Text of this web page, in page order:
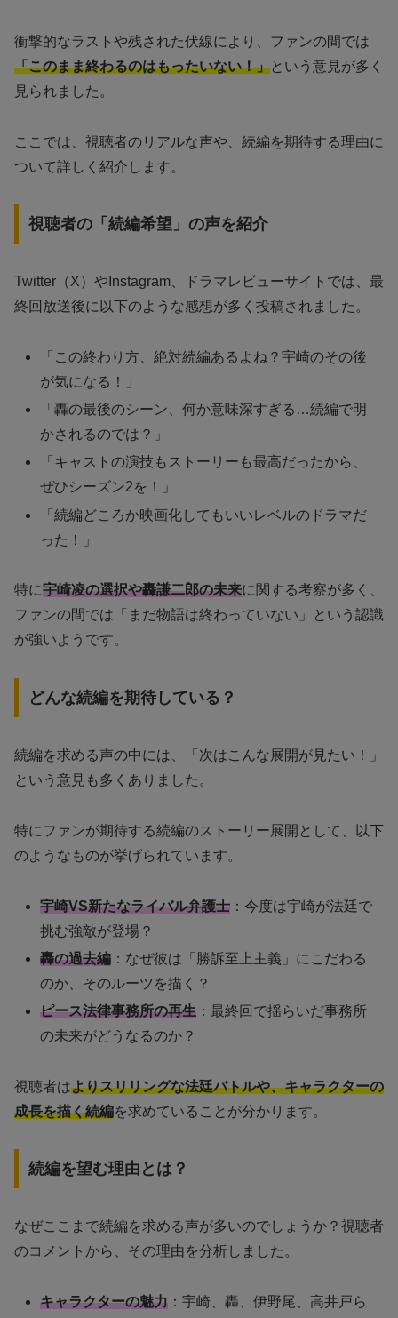
衝撃的なラストや残された伏線により、ファンの間では
「このまま終わるのはもったいない！」という意見が多く
見られました。
ここでは、視聴者のリアルな声や、続編を期待する理由に
ついて詳しく紹介します。
視聴者の「続編希望」の声を紹介
Twitter（X）やInstagram、ドラマレビューサイトでは、最
終回放送後に以下のような感想が多く投稿されました。
「この終わり方、絶対続編あるよね？宇崎のその後
が気になる！」
「轟の最後のシーン、何か意味深すぎる…続編で明
かされるのでは？」
「キャストの演技もストーリーも最高だったから、
ぜひシーズン2を！」
「続編どころか映画化してもいいレベルのドラマだ
った！」
特に宇崎凌の選択や轟謙二郎の未来に関する考察が多く、
ファンの間では「まだ物語は終わっていない」という認識
が強いようです。
どんな続編を期待している？
続編を求める声の中には、「次はこんな展開が見たい！」
という意見も多くありました。
特にファンが期待する続編のストーリー展開として、以下
のようなものが挙げられています。
宇崎VS新たなライバル弁護士 ：今度は宇崎が法廷で
挑む強敵が登場？
轟の過去編 ：なぜ彼は「勝訴至上主義」にこだわる
のか、そのルーツを描く？
ピース法律事務所の再生 ：最終回で揺らいだ事務所
の未来がどうなるのか？
視聴者はよりスリリングな法廷バトルや、キャラクターの
成長を描く続編を求めていることが分かります。
続編を望む理由とは？
なぜここまで続編を求める声が多いのでしょうか？視聴者
のコメントから、その理由を分析しました。
キャラクターの魅力 ：宇崎、轟、伊野尾、高井戸ら